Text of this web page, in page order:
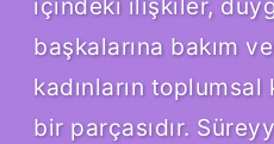
başkalarına bakım
kadınların
bir parçasıdır.